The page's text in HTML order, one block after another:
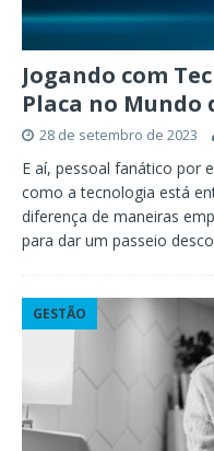
Jogando com
Placa no Mundo
28 de setembro de 2023
E aí, pessoal fanático por
como a tecnologia está
diferença de maneiras
para dar um passeio
GESTÃO